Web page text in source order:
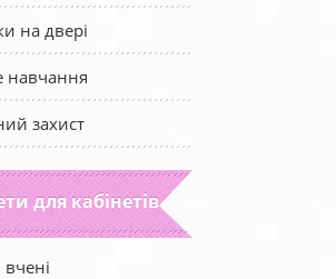
на двері
навчання
захист
для кабінетів
вчені